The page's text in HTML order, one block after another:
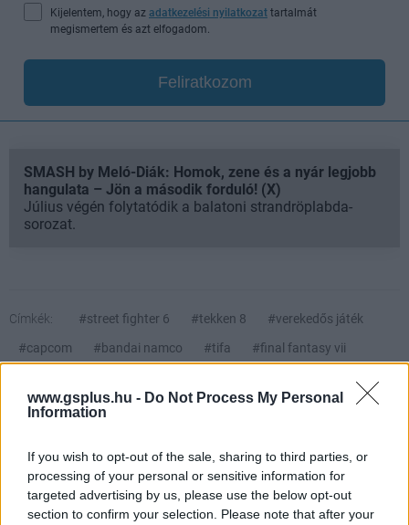
www.gsplus.hu - Do Not Process My Personal
Information
If you wish to opt-out of the sale, sharing to third parties, or
processing of your personal or sensitive information for
targeted advertising by us, please use the below opt-out
section to confirm your selection. Please note that after your
Kijelentem, hogy az adatkezelési nyilatkozat tartalmát
megismertem és azt elfogadom.
Feliratkozom
SMASH by Meló-Diák: Homok, zene és a nyár legjobb
hangulata – Jön a második forduló! (X)
Július végén folytatódik a balatoni strandröplabda-
sorozat.
Címkék: #street fighter 6 #tekken 8
#verekedős játék
#capcom
#bandai namco #tifa #final fantasy vii
Platformok: Nintendo Switch 2 PC PlayStation 5
Xbox
Series X
Street Fighter 6